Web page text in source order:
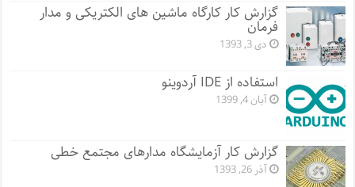
گزارش کار کارگاه ماشین های الکتریکی و مدار
فرمان
دی 3, 1393
استفاده از IDE آردوینو
آبان 4, 1399
گزارش کار آزمایشگاه مدارهای مجتمع خطی
آذر 26, 1393